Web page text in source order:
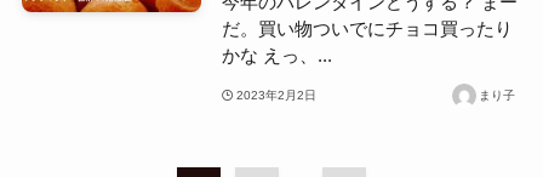
だ。買い物ついでにチョコ買ったり
かな えっ、...
2023年2月2日 まり子